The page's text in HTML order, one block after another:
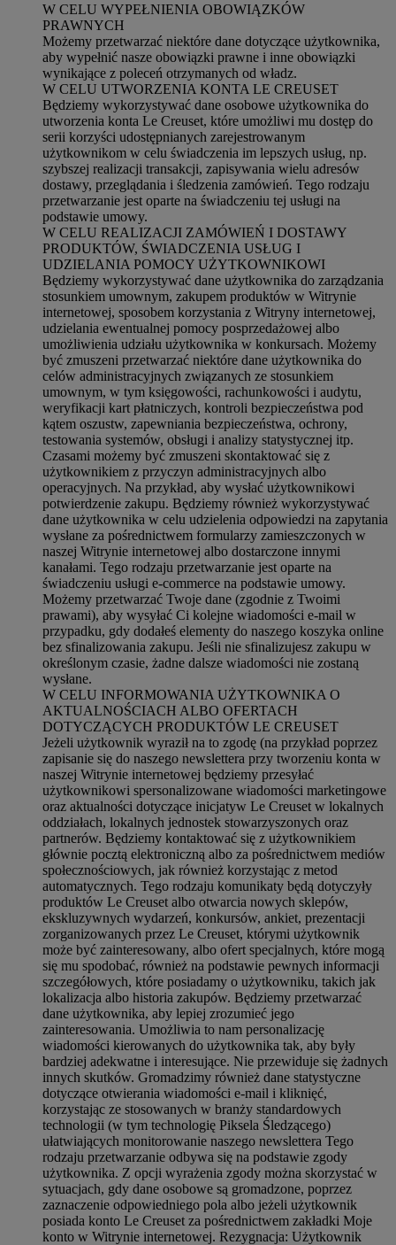
W CELU WYPEŁNIENIA OBOWIĄZKÓW
PRAWNYCH
Możemy przetwarzać niektóre dane dotyczące użytkownika,
aby wypełnić nasze obowiązki prawne i inne obowiązki
wynikające z poleceń otrzymanych od władz.
W CELU UTWORZENIA KONTA LE CREUSET
Będziemy wykorzystywać dane osobowe użytkownika do
utworzenia konta Le Creuset, które umożliwi mu dostęp do
serii korzyści udostępnianych zarejestrowanym
użytkownikom w celu świadczenia im lepszych usług, np.
szybszej realizacji transakcji, zapisywania wielu adresów
dostawy, przeglądania i śledzenia zamówień. Tego rodzaju
przetwarzanie jest oparte na świadczeniu tej usługi na
podstawie umowy.
W CELU REALIZACJI ZAMÓWIEŃ I DOSTAWY
PRODUKTÓW, ŚWIADCZENIA USŁUG I
UDZIELANIA POMOCY UŻYTKOWNIKOWI
Będziemy wykorzystywać dane użytkownika do zarządzania
stosunkiem umownym, zakupem produktów w Witrynie
internetowej, sposobem korzystania z Witryny internetowej,
udzielania ewentualnej pomocy posprzedażowej albo
umożliwienia udziału użytkownika w konkursach. Możemy
być zmuszeni przetwarzać niektóre dane użytkownika do
celów administracyjnych związanych ze stosunkiem
umownym, w tym księgowości, rachunkowości i audytu,
weryfikacji kart płatniczych, kontroli bezpieczeństwa pod
kątem oszustw, zapewniania bezpieczeństwa, ochrony,
testowania systemów, obsługi i analizy statystycznej itp.
Czasami możemy być zmuszeni skontaktować się z
użytkownikiem z przyczyn administracyjnych albo
operacyjnych. Na przykład, aby wysłać użytkownikowi
potwierdzenie zakupu. Będziemy również wykorzystywać
dane użytkownika w celu udzielenia odpowiedzi na zapytania
wysłane za pośrednictwem formularzy zamieszczonych w
naszej Witrynie internetowej albo dostarczone innymi
kanałami. Tego rodzaju przetwarzanie jest oparte na
świadczeniu usługi e-commerce na podstawie umowy.
Możemy przetwarzać Twoje dane (zgodnie z Twoimi
prawami), aby wysyłać Ci kolejne wiadomości e-mail w
przypadku, gdy dodałeś elementy do naszego koszyka online
bez sfinalizowania zakupu. Jeśli nie sfinalizujesz zakupu w
określonym czasie, żadne dalsze wiadomości nie zostaną
wysłane.
W CELU INFORMOWANIA UŻYTKOWNIKA O
AKTUALNOŚCIACH ALBO OFERTACH
DOTYCZĄCYCH PRODUKTÓW LE CREUSET
Jeżeli użytkownik wyraził na to zgodę (na przykład poprzez
zapisanie się do naszego newslettera przy tworzeniu konta w
naszej Witrynie internetowej będziemy przesyłać
użytkownikowi spersonalizowane wiadomości marketingowe
oraz aktualności dotyczące inicjatyw Le Creuset w lokalnych
oddziałach, lokalnych jednostek stowarzyszonych oraz
partnerów. Będziemy kontaktować się z użytkownikiem
głównie pocztą elektroniczną albo za pośrednictwem mediów
społecznościowych, jak również korzystając z metod
automatycznych. Tego rodzaju komunikaty będą dotyczyły
produktów Le Creuset albo otwarcia nowych sklepów,
ekskluzywnych wydarzeń, konkursów, ankiet, prezentacji
zorganizowanych przez Le Creuset, którymi użytkownik
może być zainteresowany, albo ofert specjalnych, które mogą
się mu spodobać, również na podstawie pewnych informacji
szczegółowych, które posiadamy o użytkowniku, takich jak
lokalizacja albo historia zakupów. Będziemy przetwarzać
dane użytkownika, aby lepiej zrozumieć jego
zainteresowania. Umożliwia to nam personalizację
wiadomości kierowanych do użytkownika tak, aby były
bardziej adekwatne i interesujące. Nie przewiduje się żadnych
innych skutków. Gromadzimy również dane statystyczne
dotyczące otwierania wiadomości e-mail i kliknięć,
korzystając ze stosowanych w branży standardowych
technologii (w tym technologię Piksela Śledzącego)
ułatwiających monitorowanie naszego newslettera Tego
rodzaju przetwarzanie odbywa się na podstawie zgody
użytkownika. Z opcji wyrażenia zgody można skorzystać w
sytuacjach, gdy dane osobowe są gromadzone, poprzez
zaznaczenie odpowiedniego pola albo jeżeli użytkownik
posiada konto Le Creuset za pośrednictwem zakładki Moje
konto w Witrynie internetowej. Rezygnacja: Użytkownik